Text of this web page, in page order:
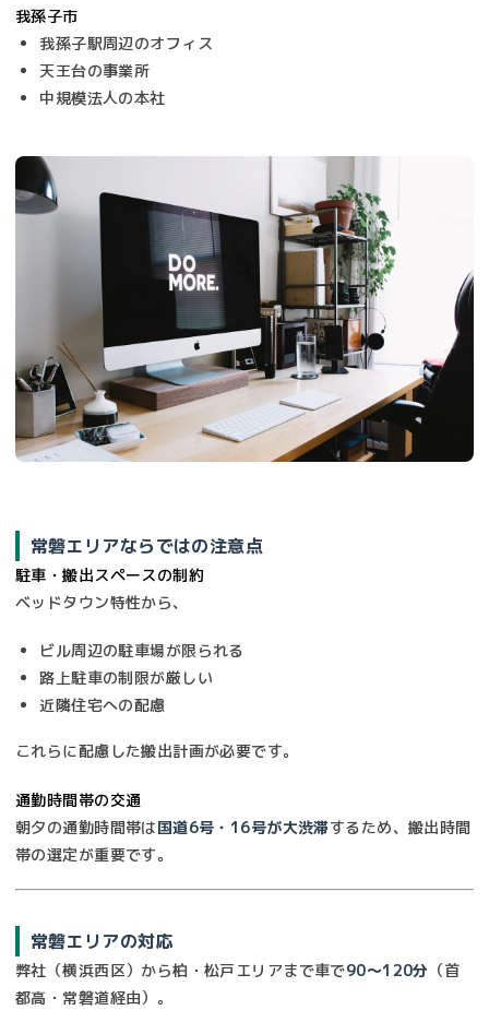
我孫子市
我孫子駅周辺のオフィス
天王台の事業所
中規模法人の本社
常磐エリアならではの注意点
駐車・搬出スペースの制約
ベッドタウン特性から、
ビル周辺の駐車場が限られる
路上駐車の制限が厳しい
近隣住宅への配慮
これらに配慮した搬出計画が必要です。
通勤時間帯の交通
朝夕の通勤時間帯は国道6号・16号が大渋滞するため、搬出時間
帯の選定が重要です。
常磐エリアの対応
弊社（横浜西区）から柏・松戸エリアまで車で90〜120分 （首
都高・常磐道経由）。